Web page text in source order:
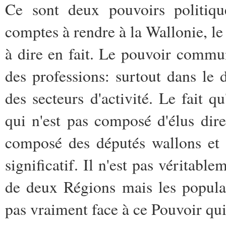
Ce sont deux pouvoirs
comptes à rendre à la Wallonie,
à dire en fait. Le pouvoir
des professions: surtout dans
des secteurs d'activité. Le fait
qui n'est pas composé d'élus
composé des députés wallons
significatif. Il n'est pas
de deux Régions mais les
pas vraiment face à ce Pouvoir